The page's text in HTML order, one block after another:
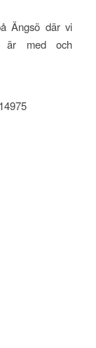
Ängsö där vi
är med och